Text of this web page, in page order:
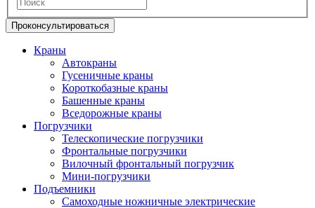
Проконсультироваться
Краны
Автокраны
Гусеничные краны
Короткобазные краны
Башенные краны
Вcедорожные краны
Погрузчики
Телескопические погрузчики
Фронтальные погрузчики
Вилочный фронтальный погрузчик
Мини-погрузчики
Подъемники
Самоходные ножничные электрические